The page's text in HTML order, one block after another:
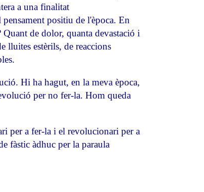
a una finalitat
positiu de l'època. En
Quant de dolor, quanta devastació i
lluites estèrils, de reaccions
Hi ha hagut, en la meva època,
per no fer-la. Hom queda
per a fer-la i el revolucionari per a
fàstic àdhuc per la paraula